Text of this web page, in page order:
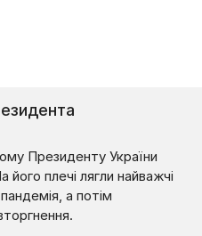
Президенту України
плечі лягли найважчі
а потім